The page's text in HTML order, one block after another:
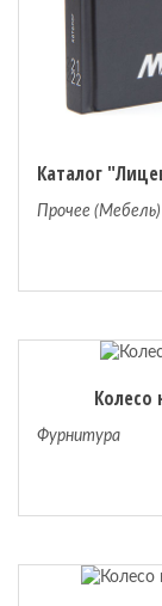
Прочее (Мебель)
Колесо
Фурнитура